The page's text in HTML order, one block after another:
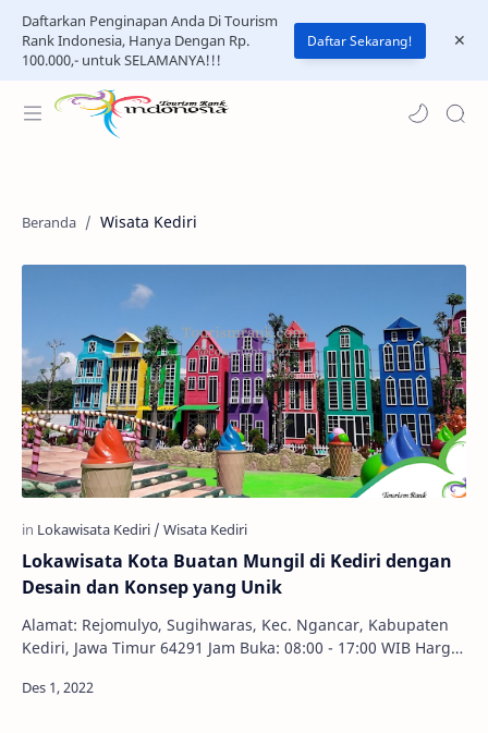
Daftarkan Penginapan Anda Di Tourism
Rank Indonesia, Hanya Dengan Rp.
100.000,- untuk SELAMANYA!!!
Daftar Sekarang!
Wisata Kediri
Lokawisata Kota Buatan Mungil di Kediri dengan
Desain dan Konsep yang Unik
Alamat: Rejomulyo, Sugihwaras, Kec. Ngancar, Kabupaten
Kediri, Jawa Timur 64291 Jam Buka: 08:00 - 17:00 WIB Harga